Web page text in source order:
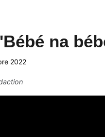
na
2022